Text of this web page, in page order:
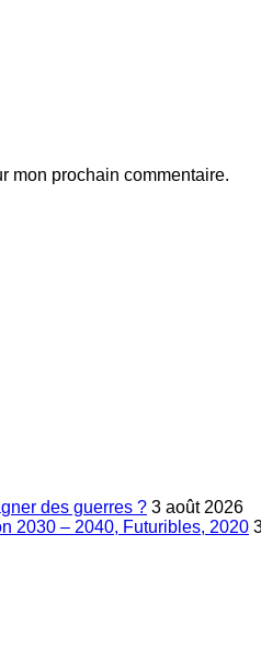
mon prochain commentaire.
des guerres ? 3 août 2026
2030 – 2040, Futuribles, 2020